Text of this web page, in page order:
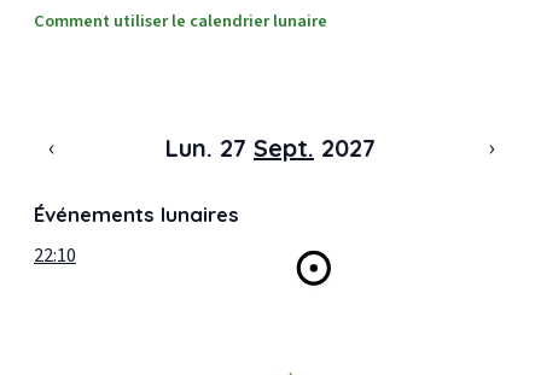
Comment utiliser le calendrier lunaire
‹ Lun. 27 Sept. 2027 ›
Événements lunaires
22:10